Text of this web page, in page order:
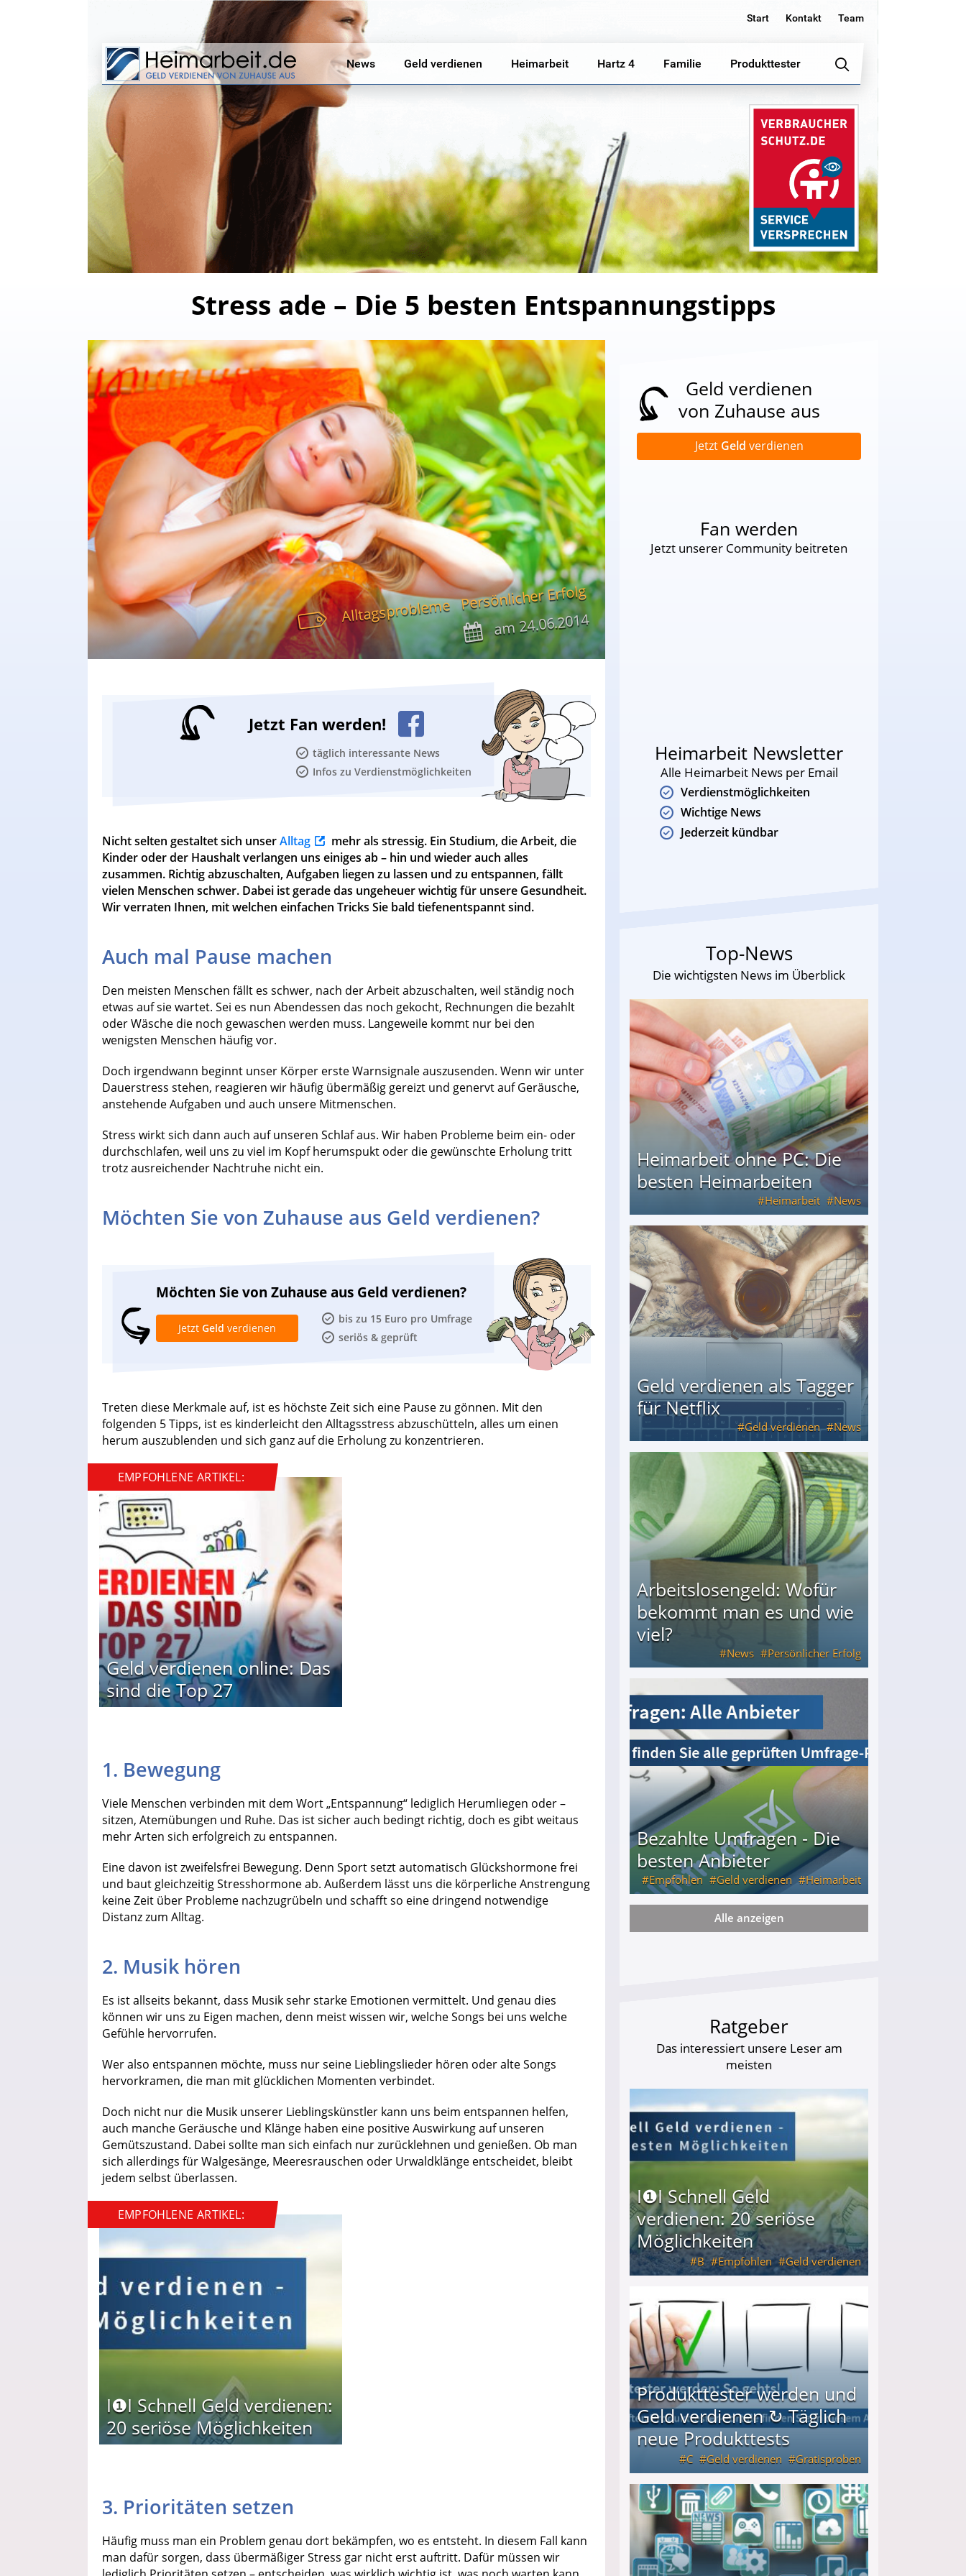
Start Kontakt Team
News Geld verdienen Heimarbeit Hartz 4 Familie Produkttester
Stress ade – Die 5 besten Entspannungstipps
Alltagsprobleme Persönlicher Erfolg
am24.06.2014
Jetzt Fan werden!
täglich interessante News
Infos zu Verdienstmöglichkeiten
Nicht selten gestaltet sich unserAlltag
mehr als stressig. Ein Studium, die Arbeit, die
Kinder oder der Haushalt verlangen uns einiges ab – hin und wieder auch alles
zusammen. Richtig abzuschalten, Aufgaben liegen zu lassen und zu entspannen, fällt
vielen Menschen schwer. Dabei ist gerade das ungeheuer wichtig für unsere Gesundheit.
Wir verraten Ihnen, mit welchen einfachen Tricks Sie bald tiefenentspannt sind.
Auch mal Pause machen
Den meisten Menschen fällt es schwer, nach der Arbeit abzuschalten, weil ständig noch
etwas auf sie wartet. Sei es nun Abendessen das noch gekocht, Rechnungen die bezahlt
oder Wäsche die noch gewaschen werden muss. Langeweile kommt nur bei den
wenigsten Menschen häufig vor.
Doch irgendwann beginnt unser Körper erste Warnsignale auszusenden. Wenn wir unter
Dauerstress stehen, reagieren wir häufig übermäßig gereizt und genervt auf Geräusche,
anstehende Aufgaben und auch unsere Mitmenschen.
Stress wirkt sich dann auch auf unseren Schlaf aus. Wir haben Probleme beim ein- oder
durchschlafen, weil uns zu viel im Kopf herumspukt oder die gewünschte Erholung tritt
trotz ausreichender Nachtruhe nicht ein.
Möchten Sie von Zuhause aus Geld verdienen?
Möchten Sie von Zuhause aus Geld verdienen?
bis zu 15 Euro pro Umfrage
seriös & geprüft
Jetzt Geld verdienen
Treten diese Merkmale auf, ist es höchste Zeit sich eine Pause zu gönnen. Mit den
folgenden 5 Tipps, ist es kinderleicht den Alltagsstress abzuschütteln, alles um einen
herum auszublenden und sich ganz auf die Erholung zu konzentrieren.
EMPFOHLENE ARTIKEL:
Geld verdienen online: Das
sind die Top 27
1. Bewegung
Viele Menschen verbinden mit dem Wort „Entspannung“ lediglich Herumliegen oder –
sitzen, Atemübungen und Ruhe. Das ist sicher auch bedingt richtig, doch es gibt weitaus
mehr Arten sich erfolgreich zu entspannen.
Eine davon ist zweifelsfrei Bewegung. Denn Sport setzt automatisch Glückshormone frei
und baut gleichzeitig Stresshormone ab. Außerdem lässt uns die körperliche Anstrengung
keine Zeit über Probleme nachzugrübeln und schafft so eine dringend notwendige
Distanz zum Alltag.
2. Musik hören
Es ist allseits bekannt, dass Musik sehr starke Emotionen vermittelt. Und genau dies
können wir uns zu Eigen machen, denn meist wissen wir, welche Songs bei uns welche
Gefühle hervorrufen.
Wer also entspannen möchte, muss nur seine Lieblingslieder hören oder alte Songs
hervorkramen, die man mit glücklichen Momenten verbindet.
Doch nicht nur die Musik unserer Lieblingskünstler kann uns beim entspannen helfen,
auch manche Geräusche und Klänge haben eine positive Auswirkung auf unseren
Gemütszustand. Dabei sollte man sich einfach nur zurücklehnen und genießen. Ob man
sich allerdings für Walgesänge, Meeresrauschen oder Urwaldklänge entscheidet, bleibt
jedem selbst überlassen.
EMPFOHLENE ARTIKEL:
I❶I Schnell Geld verdienen:
20 seriöse Möglichkeiten
3. Prioritäten setzen
Häufig muss man ein Problem genau dort bekämpfen, wo es entsteht. In diesem Fall kann
man dafür sorgen, dass übermäßiger Stress gar nicht erst auftritt. Dafür müssen wir
Geld verdienen
von Zuhause aus
Jetzt Geld verdienen
Fan werden
Jetzt unserer Community beitreten
Heimarbeit Newsletter
Alle Heimarbeit News per Email
Verdienstmöglichkeiten
Wichtige News
Jederzeit kündbar
Top-News
Die wichtigsten News im Überblick
Heimarbeit ohne PC: Die
besten Heimarbeiten
Heimarbeit News
Heimarbeit ohne PC: Die besten Heimarbeiten
Geld verdienen als Tagger
für Netflix
Geld verdienen News
Arbeitslosengeld: Wofür
bekommt man es und wie
viel?
News Persönlicher Erfolg
Arbeitslosengeld: Wofür bekommt man es und wie viel?
Bezahlte Umfragen - Die
besten Anbieter
Empfohlen Geld verdienen Heimarbeit
Alle anzeigen
Ratgeber
Das interessiert unsere Leser am
meisten
I❶I Schnell Geld
verdienen: 20 seriöse
Möglichkeiten
B Empfohlen Geld verdienen
Produkttester werden und
Geld verdienen ↻ Täglich
neue Produkttests
C Geld verdienen Gratisproben
Produkttester werden und Geld verdienen ↻ Täglich neue Produkttests